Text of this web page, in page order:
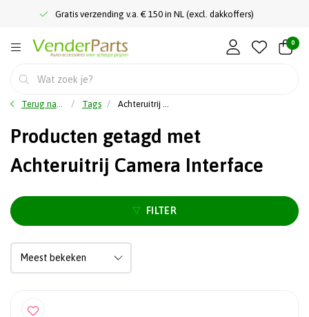
Gratis verzending v.a. € 150 in NL (excl. dakkoffers)
0
Terug naar home Tags Achteruitrij Camera Interface
Producten getagd met
Achteruitrij Camera Interface
FILTER